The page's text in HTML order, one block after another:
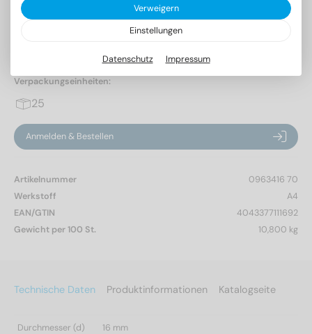
DIN 963 A4 M 16X70
Senkschrauben mit Schlitz
Verpackungseinheiten:
25
Anmelden & Bestellen
Artikelnummer
0963416 70
Werkstoff
A4
EAN/GTIN
4043377111692
Gewicht per 100 St.
10,800 kg
Technische Daten Produktinformationen Katalogseite
Durchmesser (d) 16 mm
Verweigern
Einstellungen
Datenschutz Impressum